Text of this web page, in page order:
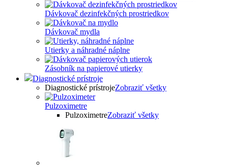
Dávkovač dezinfekčných prostriedkov
Dávkovač mydla
Utierky a náhradné náplne
Zásobník na papierové utierky
Diagnostické prístroje
Diagnostické prístrojeZobraziť všetky
Pulzoximetre
PulzoximetreZobraziť všetky